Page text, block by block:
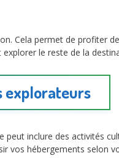
Cela permet de profiter de
le reste de la
explorateurs
inclure des activités
vos hébergements selon